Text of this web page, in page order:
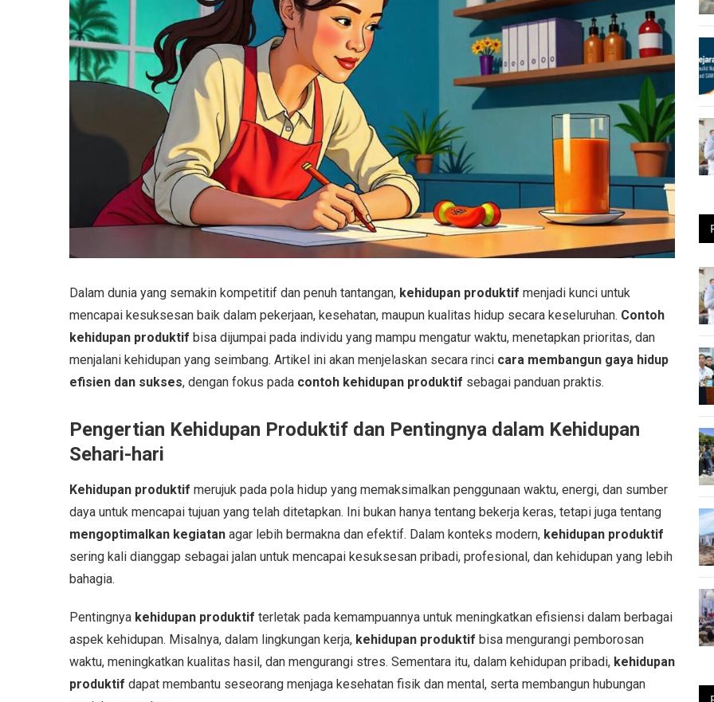
Dalam dunia yang semakin kompetitif dan penuh tantangan, kehidupan produktif menjadi kunci untuk
mencapai kesuksesan baik dalam pekerjaan, kesehatan, maupun kualitas hidup secara keseluruhan. Contoh
kehidupan produktif bisa dijumpai pada individu yang mampu mengatur waktu, menetapkan prioritas, dan
menjalani kehidupan yang seimbang. Artikel ini akan menjelaskan secara rinci cara membangun gaya hidup
efisien dan sukses, dengan fokus pada contoh kehidupan produktif sebagai panduan praktis.
Pengertian Kehidupan Produktif dan Pentingnya dalam Kehidupan
Sehari-hari
Kehidupan produktif merujuk pada pola hidup yang memaksimalkan penggunaan waktu, energi, dan sumber
daya untuk mencapai tujuan yang telah ditetapkan. Ini bukan hanya tentang bekerja keras, tetapi juga tentang
mengoptimalkan kegiatan agar lebih bermakna dan efektif. Dalam konteks modern, kehidupan produktif
sering kali dianggap sebagai jalan untuk mencapai kesuksesan pribadi, profesional, dan kehidupan yang lebih
bahagia.
Pentingnya kehidupan produktif terletak pada kemampuannya untuk meningkatkan efisiensi dalam berbagai
aspek kehidupan. Misalnya, dalam lingkungan kerja, kehidupan produktif bisa mengurangi pemborosan
waktu, meningkatkan kualitas hasil, dan mengurangi stres. Sementara itu, dalam kehidupan pribadi, kehidupan
produktif dapat membantu seseorang menjaga kesehatan fisik dan mental, serta membangun hubungan